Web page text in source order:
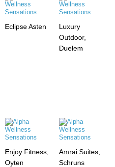
Eclipse Asten
Luxury
Outdoor,
Duelem
Enjoy Fitness,
Oyten
Amrai Suites,
Schruns